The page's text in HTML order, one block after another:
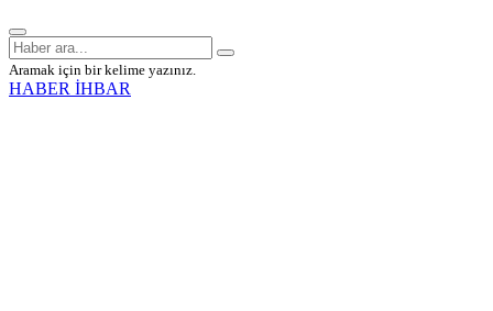
Aramak için bir kelime yazınız.
HABER İHBAR